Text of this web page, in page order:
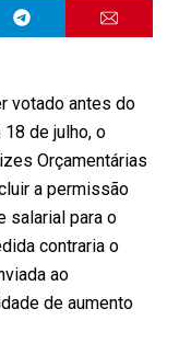
votado antes do
de julho, o
Orçamentárias
a permissão
salarial para o
contraria o
ao
de aumento